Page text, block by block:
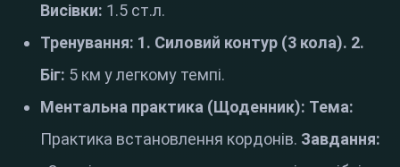
Висівки: 1.5 ст.л.
Тренування: 1. Силовий контур (3 кола). 2.
Біг: 5 км у легкому темпі.
Ментальна практика (Щоденник): Тема:
Практика встановлення кордонів. Завдання: